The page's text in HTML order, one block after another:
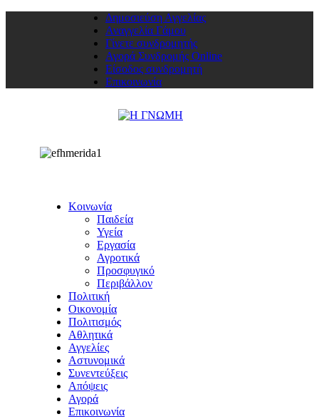
Δημοσιεύση Αγγελίας
Αναγγελία Γάμου
Γίνετε συνδρομητής
Αγορά Συνδρομής Online
Είσοδος συνδρομητή
Επικοινωνία
Κοινωνία
Παιδεία
Υγεία
Εργασία
Αγροτικά
Προσφυγικό
Περιβάλλον
Πολιτική
Οικονομία
Πολιτισμός
Αθλητικά
Αγγελίες
Αστυνομικά
Συνεντεύξεις
Απόψεις
Αγορά
Επικοινωνία